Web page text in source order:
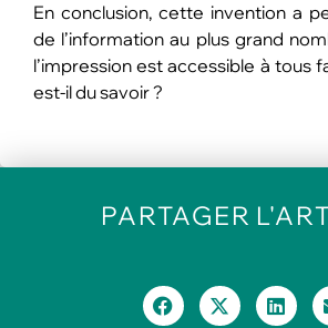
En conclusion, cette invention a
de l’information au plus grand
l’impression est accessible à tous
est-il du savoir ?
PARTAGER